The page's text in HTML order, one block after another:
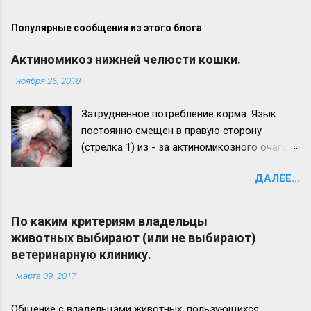
Популярные сообщения из этого блога
Актиномикоз нижней челюсти кошки.
-ноября 26, 2018
Затрудненное потребление корма. Язык
постоянно смещен в правую сторону
(стрелка 1) из - за актиномикозного очага,
актиномикозного очага более наблюдается
Вид нижней челюсти с левой стороны.
Челюсть увеличена в размере в 2,5 - 3 раза.
Прогноз неблагоприятный. Удачи всем!
ДАЛЕЕ...
По каким критериям владельцы
животных выбирают (или не выбирают)
ветеринарную клинику.
-марта 09, 2017